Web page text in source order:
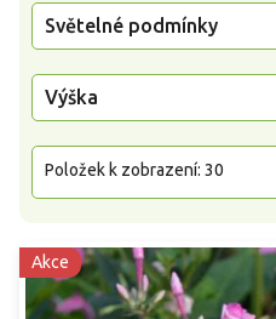
Světelné podmínky
Výška
Položek k zobrazení: 30
Akce